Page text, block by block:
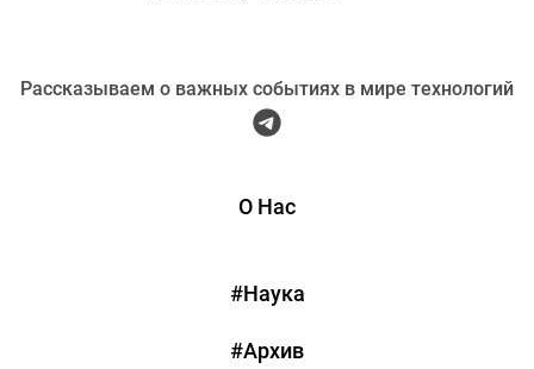
Рассказываем о важных событиях в мире технологий
О Нас
#Наука
#Архив